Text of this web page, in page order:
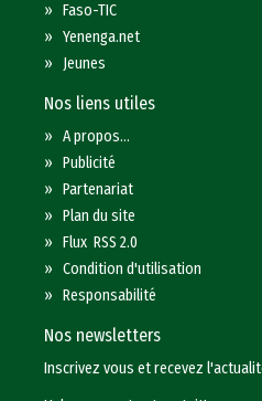
»Faso-TIC
»Yenenga.net
» Jeunes
Nos liens utiles
»A propos...
»Publicité
»Partenariat
»Plan du site
»Flux RSS 2.0
»Condition d'utilisation
»Responsabilité
Nos newsletters
Inscrivez vous et recevez